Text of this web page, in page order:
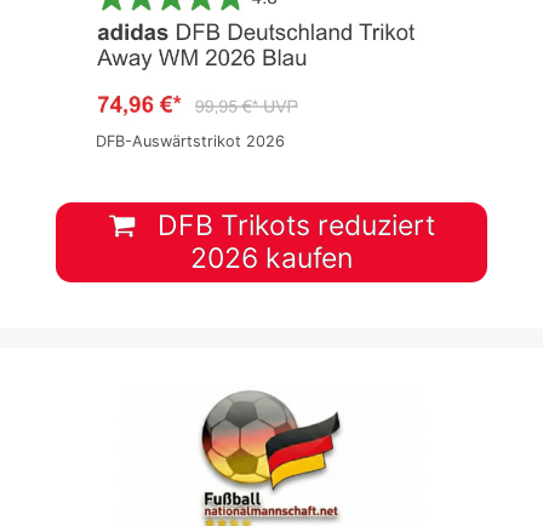
DFB-Auswärtstrikot 2026
DFB Trikots reduziert
2026 kaufen